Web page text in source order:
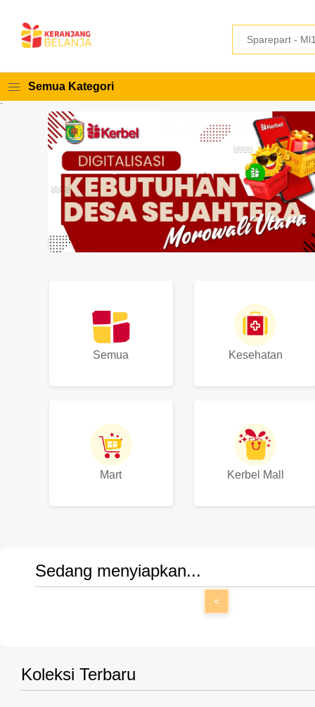
Semua Kategori
`
Semua Kesehatan
Mart Kerbel Mall
Sedang menyiapkan...
<
Koleksi Terbaru